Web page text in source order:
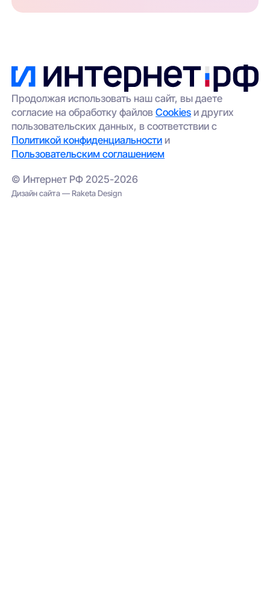
Продолжая использовать наш сайт, вы даете
согласие на обработку файловCookies и других
пользовательских данных, в соответствии с
Политикой конфиденциальности и
Пользовательским соглашением
© Интернет РФ 2025-2026
Дизайн сайта — Raketa Design